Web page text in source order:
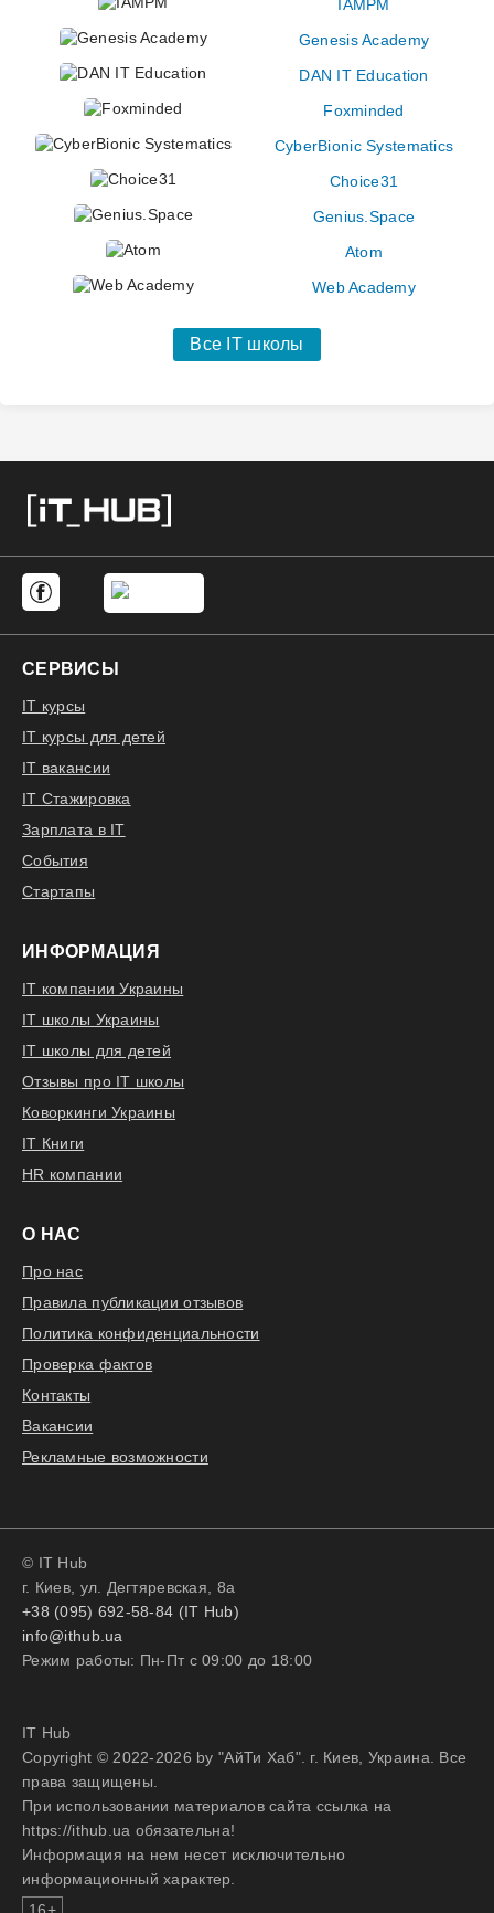
IAMPM
Genesis Academy
DAN IT Education
Foxminded
CyberBionic Systematics
Choice31
Genius.Space
Atom
Web Academy
Все IT школы
СЕРВИСЫ
IT курсы
IT курсы для детей
IT вакансии
IT Стажировка
Зарплата в IT
События
Стартапы
ИНФОРМАЦИЯ
IT компании Украины
IT школы Украины
IT школы для детей
Отзывы про IT школы
Коворкинги Украины
IT Книги
HR компании
О НАС
Про нас
Правила публикации отзывов
Политика конфиденциальности
Проверка фактов
Контакты
Вакансии
Рекламные возможности
© IT Hub
г. Киев, ул. Дегтяревская, 8а
+38 (095) 692-58-84 (IT Hub)
info@ithub.ua
Режим работы: Пн-Пт с 09:00 до 18:00
IT Hub
Copyright © 2022-2026 by "АйТи Хаб". г. Киев, Украина. Все
права защищены.
При использовании материалов сайта ссылка на
https://ithub.ua обязательна!
Информация на нем несет исключительно
информационный характер.